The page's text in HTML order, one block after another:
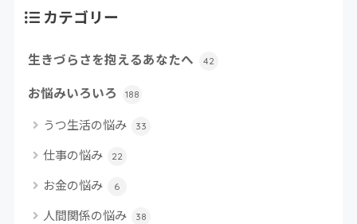
カテゴリー
生きづらさを抱えるあなたへ 42
お悩みいろいろ 188
うつ生活の悩み 33
仕事の悩み 22
お金の悩み 6
人間関係の悩み 38